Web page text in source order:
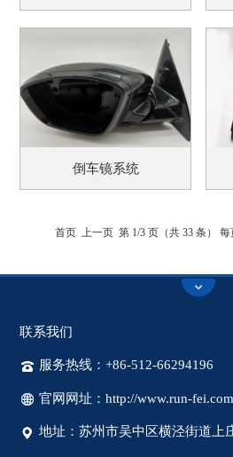
倒车镜系统
首页 上一页第 1/3 页（共 33 条） 每
联系我们
服务热线：+86-512-66294196
官网网址：http://www.run-fei.com
地址：苏州市吴中区横泾街道上